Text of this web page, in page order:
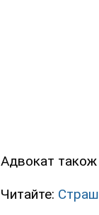
Адвокат також
Читайте: